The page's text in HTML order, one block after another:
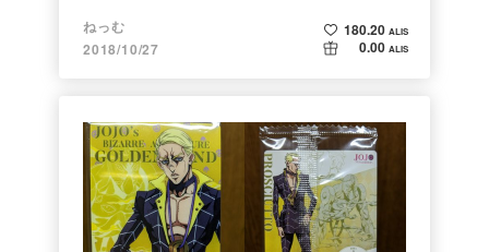
ねっむ
2018/10/27
180.20 ALIS
0.00 ALIS